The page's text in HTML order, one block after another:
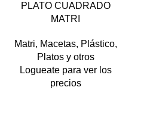
ARENA
AZUL METAL
BARRO
BLANCO
Cromo
GRAFITO
GRANITO
GRIS
NEGRO
TAUPE
TERRA
VERDE ESMERALDA
PLATO CUADRADO
MATRI
Matri, Macetas, Plástico,
Platos y otros
Logueate para ver los
precios